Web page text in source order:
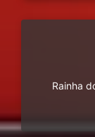
Rainha